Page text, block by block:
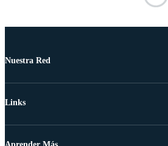
Nuestra Red
Links